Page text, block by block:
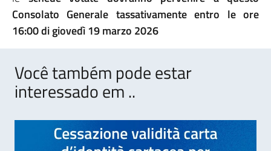
Consolato Generale tassativamente entro le ore
16:00 di giovedì 19 marzo 2026
Você também pode estar
interessado em ..